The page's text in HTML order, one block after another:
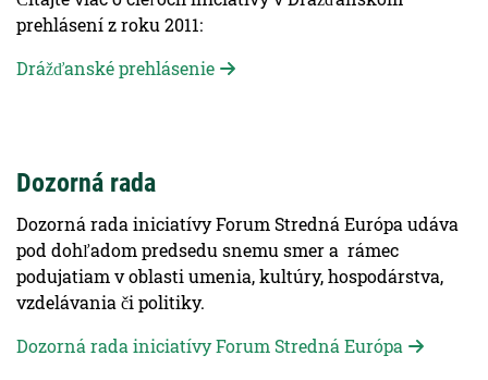
prehlásení z roku 2011:
Drážďanské prehlásenie
Dozorná rada
Dozorná rada iniciatívy Forum Stredná Európa udáva
pod dohľadom predsedu snemu smer a rámec
podujatiam v oblasti umenia, kultúry, hospodárstva,
vzdelávania či politiky.
Dozorná rada iniciatívy Forum Stredná Európa